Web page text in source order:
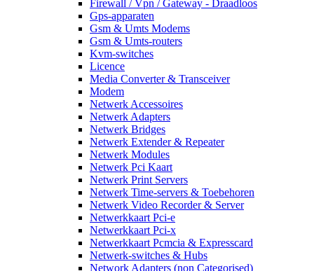
Firewall / Vpn / Gateway - Draadloos
Gps-apparaten
Gsm & Umts Modems
Gsm & Umts-routers
Kvm-switches
Licence
Media Converter & Transceiver
Modem
Netwerk Accessoires
Netwerk Adapters
Netwerk Bridges
Netwerk Extender & Repeater
Netwerk Modules
Netwerk Pci Kaart
Netwerk Print Servers
Netwerk Time-servers & Toebehoren
Netwerk Video Recorder & Server
Netwerkkaart Pci-e
Netwerkkaart Pci-x
Netwerkkaart Pcmcia & Expresscard
Netwerk-switches & Hubs
Network Adapters (non Categorised)